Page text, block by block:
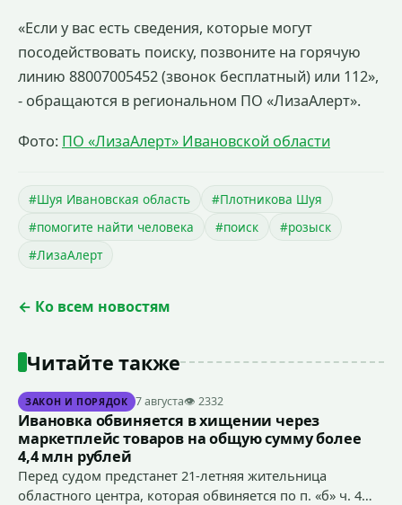
«Если у вас есть сведения, которые могут
посодействовать поиску, позвоните на горячую
линию 88007005452 (звонок бесплатный) или 112»,
- обращаются в региональном ПО «ЛизаАлерт».
Фото: ПО «ЛизаАлерт» Ивановской области
#Шуя Ивановская область
#Плотникова Шуя
#помогите найти человека
#поиск
#розыск
#ЛизаАлерт
← Ко всем новостям
Читайте также
ЗАКОН И ПОРЯДОК 7 августа👁 2332
Ивановка обвиняется в хищении через
маркетплейс товаров на общую сумму более
4,4 млн рублей
Перед судом предстанет 21-летняя жительница
областного центра, которая обвиняется по п. «б» ч. 4